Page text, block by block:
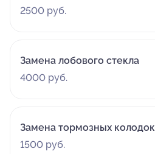
2500 руб.
Замена лобового стекла
4000 руб.
Замена тормозных колодок
1500 руб.